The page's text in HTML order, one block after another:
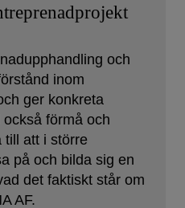
och
inom
ger konkreta
förmå och
till att i större
på och bilda sig en
det faktiskt står om
AF.